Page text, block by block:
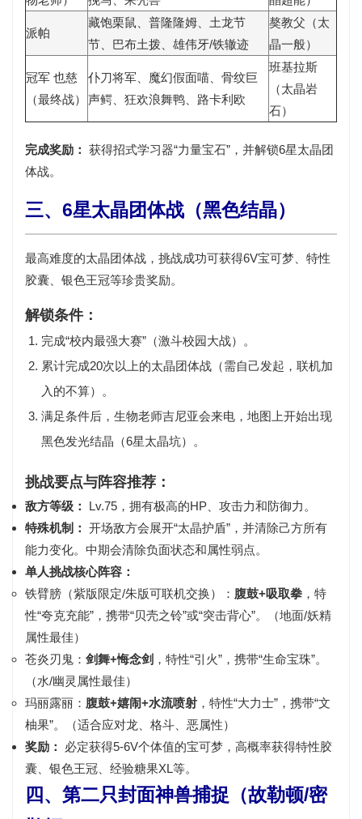
派帕
藏饱栗鼠、普隆隆姆、土龙节
节、巴布土拨、雄伟牙/铁辙迹
獒教父（太
晶一般）
冠军 也慈
（最终战）
仆刀将军、魔幻假面喵、骨纹巨
声鳄、狂欢浪舞鸭、路卡利欧
班基拉斯
（太晶岩
石）
完成奖励： 获得招式学习器“力量宝石” ，并解锁6星太晶团
体战。
三、6星太晶团体战（黑色结晶）
最高难度的太晶团体战，挑战成功可获得6V宝可梦、特性
胶囊、银色王冠等珍贵奖励。
解锁条件：
完成“校内最强大赛” （激斗校园大战）。
累计完成20次以上的太晶团体战（需自己发起，联机加
入的不算）。
满足条件后， 生物老师吉尼亚会来电 ，地图上开始出现
黑色发光结晶（6星太晶坑）。
挑战要点与阵容推荐：
敌方等级： Lv.75，拥有极高的HP、攻击力和防御力 。
特殊机制： 开场敌方会展开“太晶护盾” ，并清除己方所有
能力变化。中期会清除负面状态和属性弱点。
单人挑战核心阵容：
铁臂膀（紫版限定/朱版可联机交换）
： 腹鼓+吸取拳 ，特
性“夸克充能”，携带“贝壳之铃”或“突击背心”。（地面/妖精
属性最佳）
苍炎刃鬼 ： 剑舞+悔念剑 ，特性“引火”，携带“生命宝珠”。
（水/幽灵属性最佳）
玛丽露丽 ： 腹鼓+嬉闹+水流喷射 ，特性“大力士”，携带“文
柚果”。（适合应对龙、格斗、恶属性）
奖励：
必定获得5-6V个体值的宝可梦，高概率获得特性胶
囊、银色王冠、经验糖果XL等。
四、第二只封面神兽捕捉（故勒顿/密